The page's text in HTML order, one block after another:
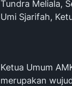
Tundra Meliala,
Umi Sjarifah,
Ketua Umum
merupakan